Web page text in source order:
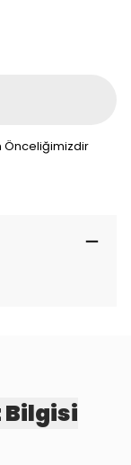
Önceliğimizdir
Bilgisi